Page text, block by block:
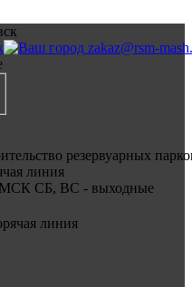
zakaz@rsm-
резервуарных
линия
СБ, ВС - выходные
линия